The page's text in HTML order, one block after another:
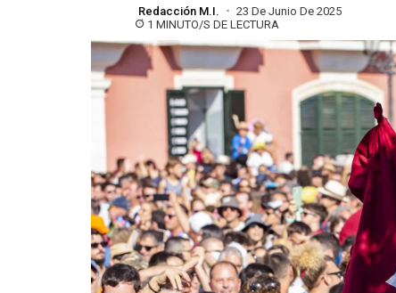
Redacción M.I.
23 De Junio De 2025
1 MINUTO/S DE LECTURA